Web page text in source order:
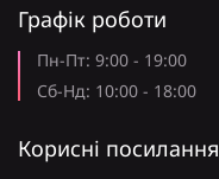
Графік роботи
Пн-Пт: 9:00 - 19:00
Сб-Нд: 10:00 - 18:00
Корисні посилання